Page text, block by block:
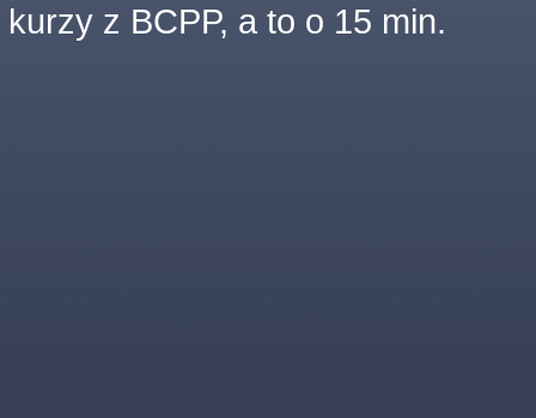
kurzy z BCPP, a to o 15 min.